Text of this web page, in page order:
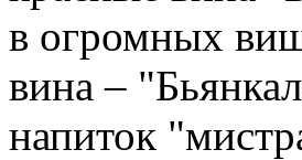
в огромных
вина –
напиток